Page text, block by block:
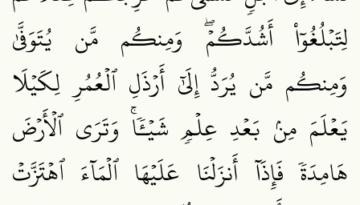
لِتَبۡلُغُوٓاْ أَشُدَّكُمۡۖ وَمِنكُم مَّن يُتَوَفَّىٰ
وَمِنكُم مَّن يُرَدُّ إِلَىٰٓ أَرۡذَلِ ٱلۡعُمُرِ لِكَيۡلَا
يَعۡلَمَ مِنۢ بَعۡدِ عِلۡمٖ شَيۡـٔٗاۚ وَتَرَى ٱلۡأَرۡضَ
هَامِدَةٗ فَإِذَآ أَنزَلۡنَا عَلَيۡهَا ٱلۡمَآءَ ٱهۡتَزَّتۡ